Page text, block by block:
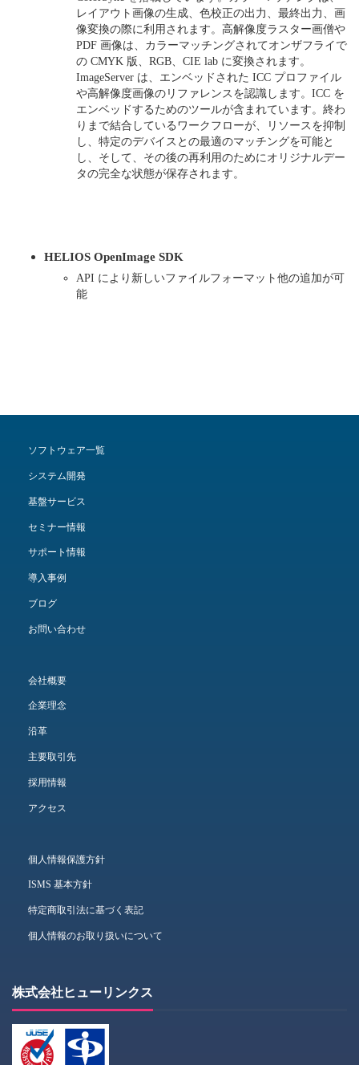
レイアウト画像の生成、色校正の出力、最終出力、画
像変換の際に利用されます。高解像度ラスター画僧や
PDF 画像は、カラーマッチングされてオンザフライで
の CMYK 版、RGB、CIE lab に変換されます。
ImageServer は、エンベッドされた ICC プロファイル
や高解像度画像のリファレンスを認識します。ICC を
エンベッドするためのツールが含まれています。終わ
りまで結合しているワークフローが、リソースを抑制
し、特定のデバイスとの最適のマッチングを可能と
し、そして、その後の再利用のためにオリジナルデー
タの完全な状態が保存されます。
HELIOS OpenImage SDK
API により新しいファイルフォーマット他の追加が可
能
ソフトウェア一覧
システム開発
基盤サービス
セミナー情報
サポート情報
導入事例
ブログ
お問い合わせ
会社概要
企業理念
沿革
主要取引先
採用情報
アクセス
個人情報保護方針
ISMS 基本方針
特定商取引法に基づく表記
個人情報のお取り扱いについて
株式会社ヒューリンクス